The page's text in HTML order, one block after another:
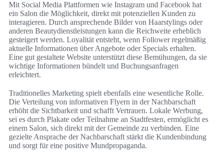
Mit Social Media Plattformen wie Instagram und Facebook hat
ein Salon die Möglichkeit, direkt mit potenziellen Kunden zu
interagieren. Durch ansprechende Bilder von Haarstylings oder
anderen Beautydienstleistungen kann die Reichweite erheblich
gesteigert werden. Loyalität entsteht, wenn Follower regelmäßig
aktuelle Informationen über Angebote oder Specials erhalten.
Eine gut gestaltete Website unterstützt diese Bemühungen, da sie
wichtige Informationen bündelt und Buchungsanfragen
erleichtert.
Traditionelles Marketing spielt ebenfalls eine wesentliche Rolle.
Die Verteilung von informativen Flyern in der Nachbarschaft
erhöht die Sichtbarkeit und schafft Vertrauen. Lokale Werbung,
sei es durch Plakate oder Teilnahme an Stadtfesten, ermöglicht es
einem Salon, sich direkt mit der Gemeinde zu verbinden. Eine
gezielte Ansprache der Nachbarschaft stärkt die Kundenbindung
und sorgt für eine positive Mundpropaganda.